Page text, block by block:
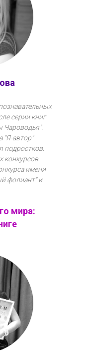
серии книг
Чароводья".
"Я-автор"
подростков.
конкурсов
имени
фолиант" и
мира: